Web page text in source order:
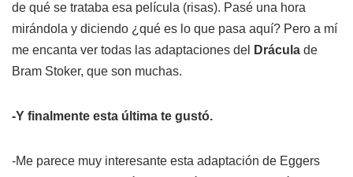
de qué se trataba esa película (risas). Pasé una hora
mirándola y diciendo ¿qué es lo que pasa aquí? Pero a mí
me encanta ver todas las adaptaciones del
Drácula de
Bram Stoker, que son muchas.
-Y finalmente esta última te gustó.
-Me parece muy interesante esta adaptación de Eggers